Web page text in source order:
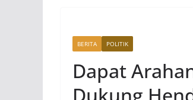
BERITA POLITIK
Dapat